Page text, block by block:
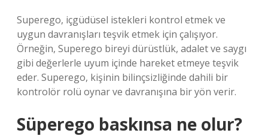
Superego, içgüdüsel istekleri kontrol etmek ve
uygun davranışları teşvik etmek için çalışıyor.
Örneğin, Superego bireyi dürüstlük, adalet ve saygı
gibi değerlerle uyum içinde hareket etmeye teşvik
eder. Superego, kişinin bilinçsizliğinde dahili bir
kontrolör rolü oynar ve davranışına bir yön verir.
Süperego baskınsa ne olur?